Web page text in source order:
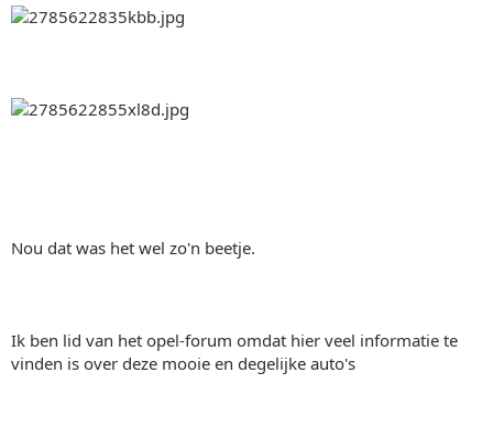
Nou dat was het wel zo'n beetje.
Ik ben lid van het opel-forum omdat hier veel informatie te
vinden is over deze mooie en degelijke auto's